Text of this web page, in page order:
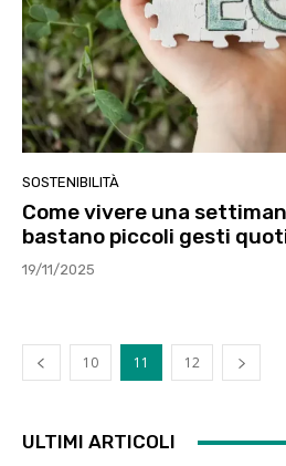
SOSTENIBILITÀ
Come vivere una
bastano piccoli gesti
19/11/2025
10 11 12
ULTIMI ARTICOLI